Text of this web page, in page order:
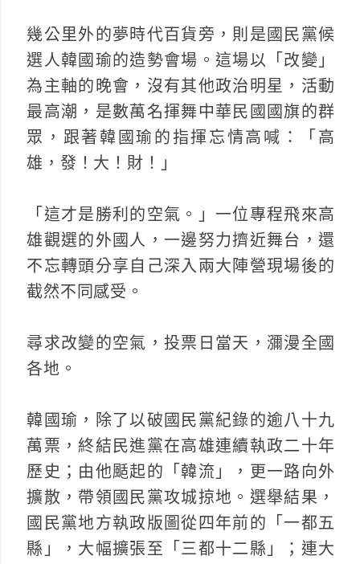
幾公里外的夢時代百貨旁，則是國民黨候
選人韓國瑜的造勢會場。這場以「改變」
為主軸的晚會，沒有其他政治明星，活動
最高潮，是數萬名揮舞中華民國國旗的群
眾，跟著韓國瑜的指揮忘情高喊：「高
雄，發！大！財！」
「這才是勝利的空氣。」一位專程飛來高
雄觀選的外國人，一邊努力擠近舞台，還
不忘轉頭分享自己深入兩大陣營現場後的
截然不同感受。
尋求改變的空氣，投票日當天，瀰漫全國
各地。
韓國瑜，除了以破國民黨紀錄的逾八十九
萬票，終結民進黨在高雄連續執政二十年
歷史；由他颳起的「韓流」，更一路向外
擴散，帶領國民黨攻城掠地。選舉結果，
國民黨地方執政版圖從四年前的「一都五
縣」，大幅擴張至「三都十二縣」；連大